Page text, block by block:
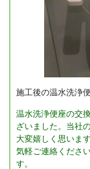
施工後の温水洗浄
温水洗浄便座の交
ざいました。当社
大変嬉しく思いま
気軽ご連絡くださ
す。